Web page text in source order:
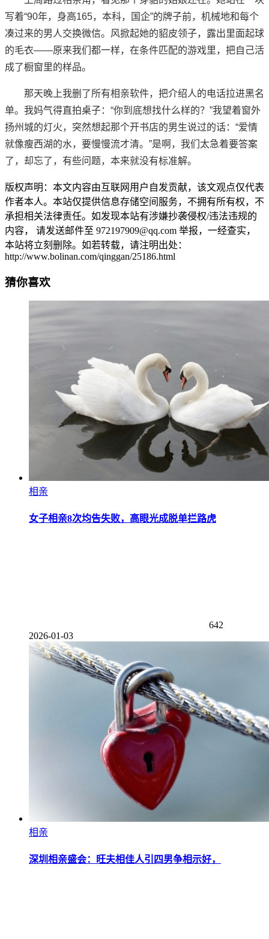
写着“90年，身高165，本科，国企”的牌子前，机械地和每个
凑过来的男人交换微信。风掀起她的貂皮领子，露出里面起球
的毛衣——原来我们都一样，在条件匹配的游戏里，把自己活
成了橱窗里的样品。
那天晚上我删了所有相亲软件，把介绍人的电话拉进黑名
单。我妈气得直拍桌子：“你到底想找什么样的？”我望着窗外
扬州城的灯火，突然想起那个开书店的男生说过的话：“爱情
就像瘦西湖的水，要慢慢流才清。”是啊，我们太急着要答案
了，却忘了，有些问题，本来就没有标准解。
版权声明：本文内容由互联网用户自发贡献，该文观点仅代表
作者本人。本站仅提供信息存储空间服务，不拥有所有权，不
承担相关法律责任。如发现本站有涉嫌抄袭侵权/违法违规的
内容， 请发送邮件至 972197909@qq.com 举报，一经查实，
本站将立刻删除。如若转载，请注明出处：
http://www.bolinan.com/qinggan/25186.html
猜你喜欢
相亲
女子相亲8次均告失败，高眼光成脱单拦路虎
642
2026-01-03
相亲
深圳相亲盛会：旺夫相佳人引四男争相示好，